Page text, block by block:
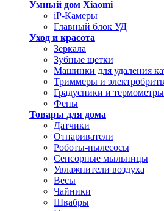
Умный дом Xiaomi
iP-Камеры
Главный блок УД
Уход и красота
Зеркала
Зубные щетки
Машинки для удаления
Триммеры и
Градусники и термометры
Фены
Товары для дома
Датчики
Отпариватели
Роботы-пылесосы
Сенсорные мыльницы
Увлажнители воздуха
Весы
Чайники
Швабры